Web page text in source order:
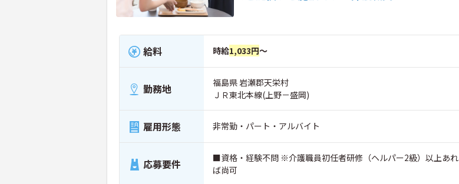
給料 時給1,033円～
勤務地
福島県 岩瀬郡天栄村
ＪＲ東北本線(上野－盛岡)
雇用形態 非常勤・パート・アルバイト
応募要件
■資格・経験不問 ※介護職員初任者研修（ヘルパー2級）以上あれ
ば尚可